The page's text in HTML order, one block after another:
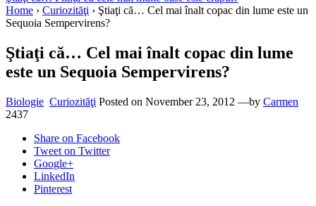
Home › Curiozităţi › Ştiaţi că… Cel mai înalt copac din lume este un
Sequoia Sempervirens?
Ştiaţi că… Cel mai înalt copac din lume
este un Sequoia Sempervirens?
Biologie Curiozităţi Posted on November 23, 2012 —by Carmen
2437
Share on Facebook
Tweet on Twitter
Google+
LinkedIn
Pinterest